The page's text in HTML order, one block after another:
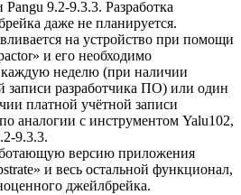
9.2-9.3.3. Разработка
даже не планируется.
на устройство при помощи
и его необходимо
каждую неделю (при наличии
записи разработчика ПО) или один
платной учётной записи
аналогии с инструментом Yalu102,
9.3.3.
версию приложения
и весь остальной функционал,
джейлбрейка.